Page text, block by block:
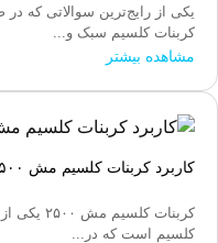
یکی از رایج‌ترین سوالاتی که
کربنات کلسیم سبک و...
مشاهده بیشتر
کاربرد کربنات کلسیم مش ۲۵۰۰
کربنات
کلسیم است که در...